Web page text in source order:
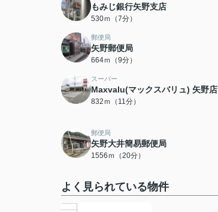
もみじ銀行矢野支店
530ｍ（7分）
郵便局
矢野郵便局
664ｍ（9分）
スーパー
Maxvalu(マックスバリュ) 矢野店
832ｍ（11分）
郵便局
矢野大井簡易郵便局
1556ｍ（20分）
よく見られている物件